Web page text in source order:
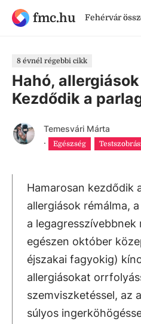
fmc.hu Fehérvár
8 évnél régebbi cikk
Hahó,
Kezdődik a
Temesvári Márta
·
Egészség
Hamarosan kezdődik
allergiások rémálma,
a
egészen október
éjszakai fagyokig)
allergiásokat
szemviszketéssel, az
súlyos